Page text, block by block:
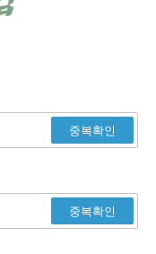
중복확인
중복확인